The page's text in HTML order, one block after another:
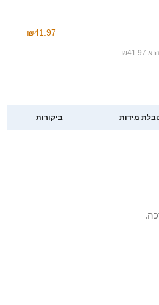
₪41.97
מידות ביקורות